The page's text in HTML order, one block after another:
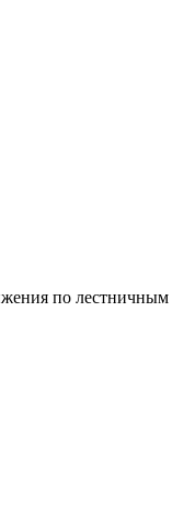
по лестничным